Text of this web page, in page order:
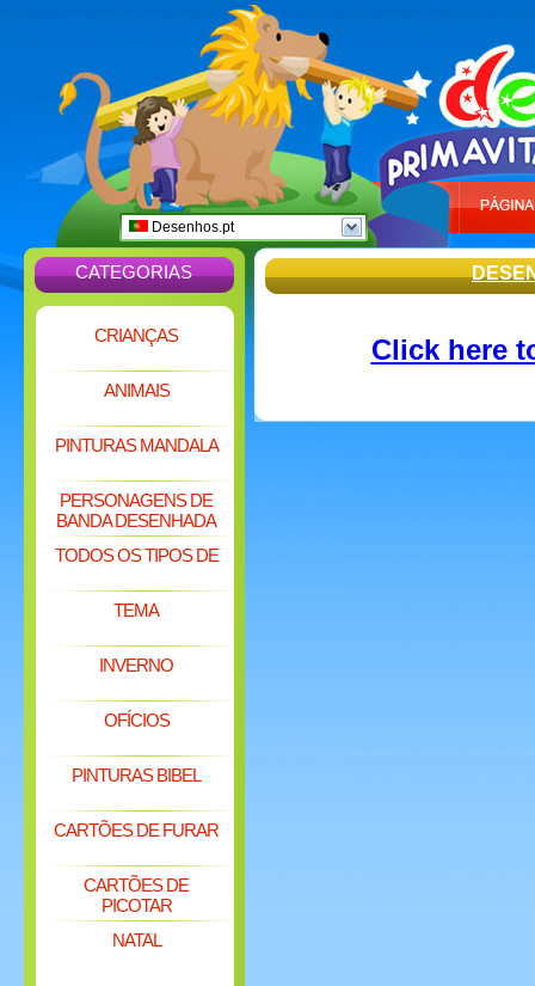
Desenhos.pt
CATEGORIAS
CRIANÇAS
ANIMAIS
PINTURAS MANDALA
PERSONAGENS DE
BANDA DESENHADA
TODOS OS TIPOS DE
TEMA
INVERNO
OFÍCIOS
PINTURAS BIBEL
CARTÕES DE FURAR
CARTÕES DE
PICOTAR
NATAL
Click here